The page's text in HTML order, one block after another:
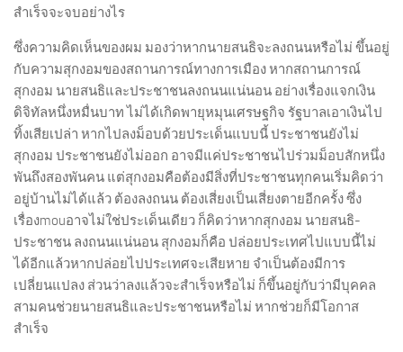
สำเร็จจะจบอย่างไร
ซึ่งความคิดเห็นของผม มองว่าหากนายสนธิจะลงถนนหรือไม่ ขึ้นอยู่
กับความสุกงอมของสถานการณ์ทางการเมือง หากสถานการณ์
สุกงอม นายสนธิและประชาชนลงถนนแน่นอน อย่างเรื่องแจกเงิน
ดิจิทัลหนึ่งหมื่นบาท ไม่ได้เกิดพายุหมุนเศรษฐกิจ รัฐบาลเอาเงินไป
ทิ้งเสียเปล่า หากไปลงม็อบด้วยประเด็นแบบนี้ ประชาชนยังไม่
สุกงอม ประชาชนยังไม่ออก อาจมีแค่ประชาชนไปร่วมม็อบสักหนึ่ง
พันถึงสองพันคน แต่สุกงอมคือต้องมีสิ่งที่ประชาชนทุกคนเริ่มคิดว่า
อยู่บ้านไม่ได้แล้ว ต้องลงถนน ต้องเสี่ยงเป็นเสี่ยงตายอีกครั้ง ซึ่ง
เรื่องmouอาจไม่ใช่ประเด็นเดียว ก็คิดว่าหากสุกงอม นายสนธิ-
ประชาชน ลงถนนแน่นอน สุกงอมก็คือ ปล่อยประเทศไปแบบนี้ไม่
ได้อีกแล้วหากปล่อยไปประเทศจะเสียหาย จำเป็นต้องมีการ
เปลี่ยนแปลง ส่วนว่าลงแล้วจะสำเร็จหรือไม่ ก็ขึ้นอยู่กับว่ามีบุคคล
สามคนช่วยนายสนธิและประชาชนหรือไม่ หากช่วยก็มีโอกาส
สำเร็จ